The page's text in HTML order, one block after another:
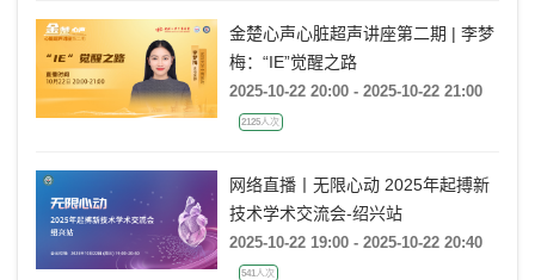
金楚心声心脏超声讲座第二期 | 李梦
梅：“IE”觉醒之路
2025-10-22 20:00 - 2025-10-22 21:00
2125人次
网络直播丨无限心动 2025年起搏新
技术学术交流会-绍兴站
2025-10-22 19:00 - 2025-10-22 20:40
541人次